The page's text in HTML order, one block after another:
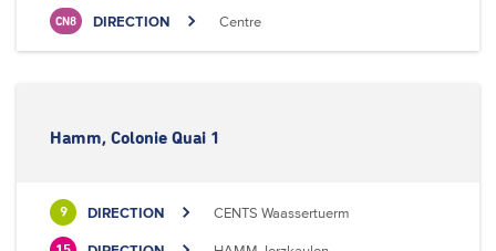
CN8 DIRECTION Centre
Hamm, Colonie Quai 1
9 DIRECTION CENTS Waassertuerm